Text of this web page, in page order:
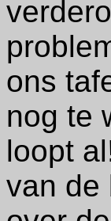
ons
nog te
loopt
van de